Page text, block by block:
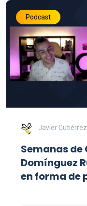
Podcast
Javier Gutiérrez
Semanas
Domínguez
en forma de